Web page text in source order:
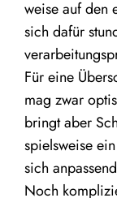
wei­se auf den
sich dafür
Für eine
mag zwar
bringt aber
spiels­wei­se
sich
Noch